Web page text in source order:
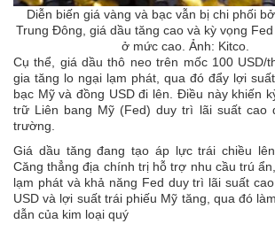
Diễn biến giá vàng và bạc vẫn bị chi phối
Trung Đông, giá dầu tăng cao và kỳ vọng
ở mức cao. Ảnh: Kitco.
Cụ thể, giá dầu thô neo trên mốc 100 USD/
gia tăng lo ngại lạm phát, qua đó đẩy lợi
bạc Mỹ và đồng USD đi lên. Điều này khiến
trữ Liên bang Mỹ (Fed) duy trì lãi suất cao
trường.
Giá dầu tăng đang tạo áp lực trái chiều
Căng thẳng địa chính trị hỗ trợ nhu cầu trú
lạm phát và khả năng Fed duy trì lãi suất
USD và lợi suất trái phiếu Mỹ tăng, qua đó
dẫn của kim loại quý